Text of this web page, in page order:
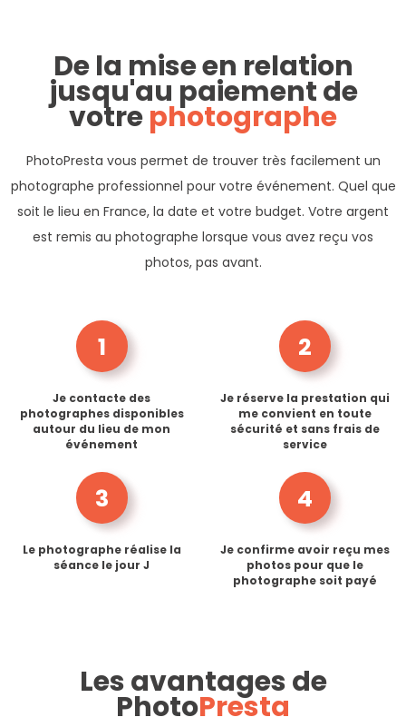
De la mise en relation
jusqu'au paiement de
votrephotographe
PhotoPresta vous permet de trouver très facilement un
photographe professionnel pour votre événement. Quel que
soit le lieu en France, la date et votre budget. Votre argent
est remis au photographe lorsque vous avez reçu vos
photos, pas avant.
1
Je contacte des
photographes disponibles
autour du lieu de mon
événement
2
Je réserve la prestation qui
me convient en toute
sécurité et sans frais de
service
3
Le photographe réalise la
séance le jour J
4
Je confirme avoir reçu mes
photos pour que le
photographe soit payé
Les avantages de
PhotoPresta